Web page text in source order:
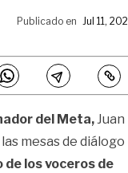
Publicado en Jul 11,
del Meta,Juan
mesas de diálogo
de los voceros de